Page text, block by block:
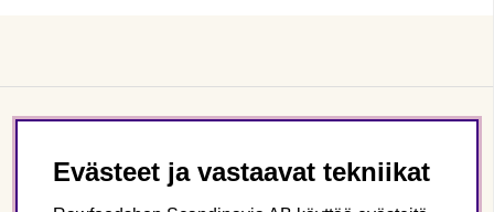
Evästeet ja vastaavat tekniikat